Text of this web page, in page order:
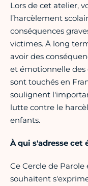
Lors de cet atelier,
l’harcèlement
conséquences
victimes. À long
avoir des
et émotionnelle des
sont touchés en
soulignent
lutte contre le
enfants.
À qui s'adresse cet
Ce Cercle de
souhaitent